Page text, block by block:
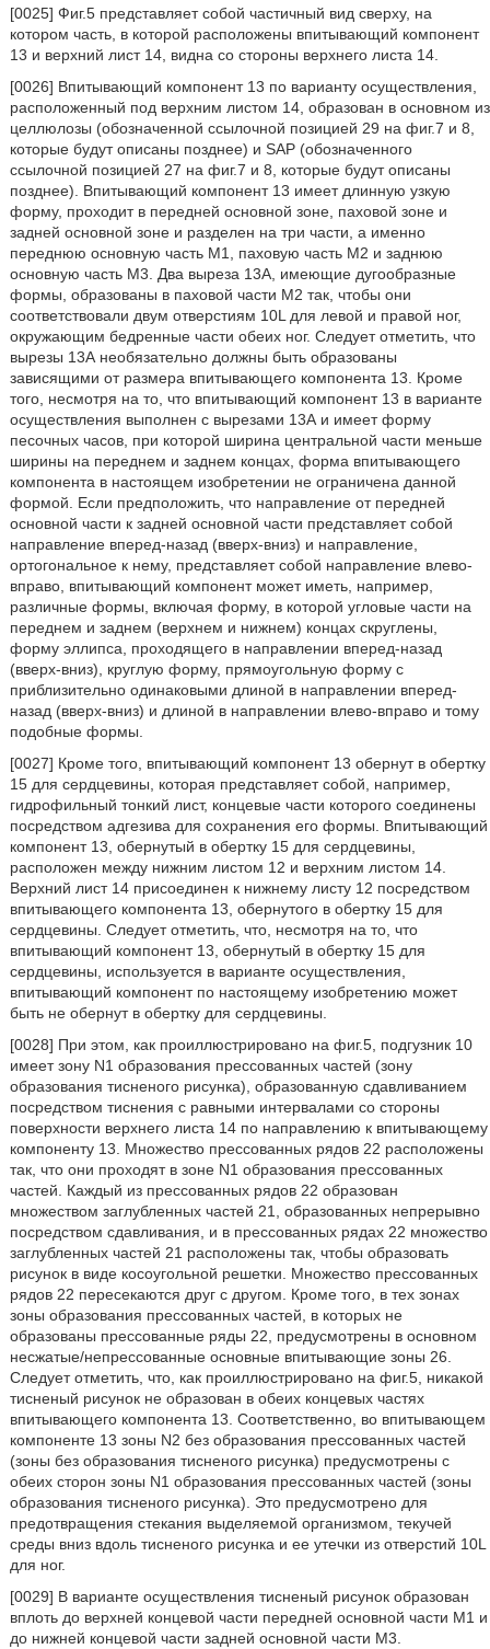
[0025] Фиг.5 представляет собой частичный вид сверху, на
котором часть, в которой расположены впитывающий компонент
13 и верхний лист 14, видна со стороны верхнего листа 14.
[0026] Впитывающий компонент 13 по варианту осуществления,
расположенный под верхним листом 14, образован в основном из
целлюлозы (обозначенной ссылочной позицией 29 на фиг.7 и 8,
которые будут описаны позднее) и SAP (обозначенного
ссылочной позицией 27 на фиг.7 и 8, которые будут описаны
позднее). Впитывающий компонент 13 имеет длинную узкую
форму, проходит в передней основной зоне, паховой зоне и
задней основной зоне и разделен на три части, а именно
переднюю основную часть М1, паховую часть М2 и заднюю
основную часть М3. Два выреза 13А, имеющие дугообразные
формы, образованы в паховой части М2 так, чтобы они
соответствовали двум отверстиям 10L для левой и правой ног,
окружающим бедренные части обеих ног. Следует отметить, что
вырезы 13А необязательно должны быть образованы
зависящими от размера впитывающего компонента 13. Кроме
того, несмотря на то, что впитывающий компонент 13 в варианте
осуществления выполнен с вырезами 13А и имеет форму
песочных часов, при которой ширина центральной части меньше
ширины на переднем и заднем концах, форма впитывающего
компонента в настоящем изобретении не ограничена данной
формой. Если предположить, что направление от передней
основной части к задней основной части представляет собой
направление вперед-назад (вверх-вниз) и направление,
ортогональное к нему, представляет собой направление влево-
вправо, впитывающий компонент может иметь, например,
различные формы, включая форму, в которой угловые части на
переднем и заднем (верхнем и нижнем) концах скруглены,
форму эллипса, проходящего в направлении вперед-назад
(вверх-вниз), круглую форму, прямоугольную форму с
приблизительно одинаковыми длиной в направлении вперед-
назад (вверх-вниз) и длиной в направлении влево-вправо и тому
подобные формы.
[0027] Кроме того, впитывающий компонент 13 обернут в обертку
15 для сердцевины, которая представляет собой, например,
гидрофильный тонкий лист, концевые части которого соединены
посредством адгезива для сохранения его формы. Впитывающий
компонент 13, обернутый в обертку 15 для сердцевины,
расположен между нижним листом 12 и верхним листом 14.
Верхний лист 14 присоединен к нижнему листу 12 посредством
впитывающего компонента 13, обернутого в обертку 15 для
сердцевины. Следует отметить, что, несмотря на то, что
впитывающий компонент 13, обернутый в обертку 15 для
сердцевины, используется в варианте осуществления,
впитывающий компонент по настоящему изобретению может
быть не обернут в обертку для сердцевины.
[0028] При этом, как проиллюстрировано на фиг.5, подгузник 10
имеет зону N1 образования прессованных частей (зону
образования тисненого рисунка), образованную сдавливанием
посредством тиснения с равными интервалами со стороны
поверхности верхнего листа 14 по направлению к впитывающему
компоненту 13. Множество прессованных рядов 22 расположены
так, что они проходят в зоне N1 образования прессованных
частей. Каждый из прессованных рядов 22 образован
множеством заглубленных частей 21, образованных непрерывно
посредством сдавливания, и в прессованных рядах 22 множество
заглубленных частей 21 расположены так, чтобы образовать
рисунок в виде косоугольной решетки. Множество прессованных
рядов 22 пересекаются друг с другом. Кроме того, в тех зонах
зоны образования прессованных частей, в которых не
образованы прессованные ряды 22, предусмотрены в основном
несжатые/непрессованные основные впитывающие зоны 26.
Следует отметить, что, как проиллюстрировано на фиг.5, никакой
тисненый рисунок не образован в обеих концевых частях
впитывающего компонента 13. Соответственно, во впитывающем
компоненте 13 зоны N2 без образования прессованных частей
(зоны без образования тисненого рисунка) предусмотрены с
обеих сторон зоны N1 образования прессованных частей (зоны
образования тисненого рисунка). Это предусмотрено для
предотвращения стекания выделяемой организмом, текучей
среды вниз вдоль тисненого рисунка и ее утечки из отверстий 10L
для ног.
[0029] В варианте осуществления тисненый рисунок образован
вплоть до верхней концевой части передней основной части М1 и
до нижней концевой части задней основной части М3.